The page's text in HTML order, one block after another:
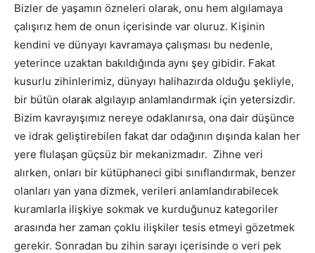
Bizler de yaşamın özneleri olarak, onu hem algılamaya
çalışırız hem de onun içerisinde var oluruz. Kişinin
kendini ve dünyayı kavramaya çalışması bu nedenle,
yeterince uzaktan bakıldığında aynı şey gibidir. Fakat
kusurlu zihinlerimiz, dünyayı halihazırda olduğu şekliyle,
bir bütün olarak algılayıp anlamlandırmak için yetersizdir.
Bizim kavrayışımız nereye odaklanırsa, ona dair düşünce
ve idrak geliştirebilen fakat dar odağının dışında kalan her
yere flulaşan güçsüz bir mekanizmadır. Zihne veri
alırken, onları bir kütüphaneci gibi sınıflandırmak, benzer
olanları yan yana dizmek, verileri anlamlandırabilecek
kuramlarla ilişkiye sokmak ve kurduğunuz kategoriler
arasında her zaman çoklu ilişkiler tesis etmeyi gözetmek
gerekir. Sonradan bu zihin sarayı içerisinde o veri pek